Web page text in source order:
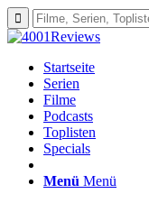
Startseite
Serien
Filme
Podcasts
Toplisten
Specials
Menü Menü